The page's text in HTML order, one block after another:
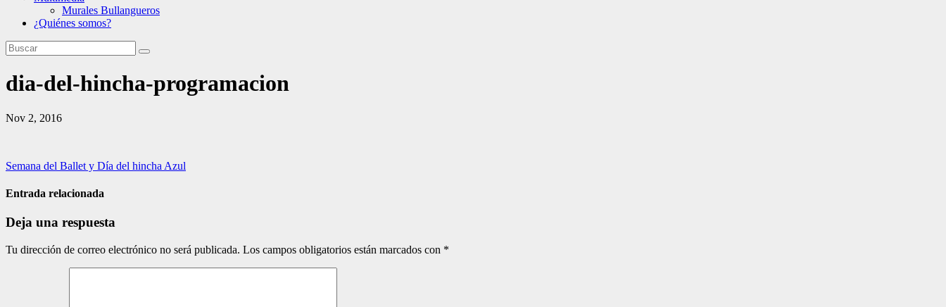
Murales Bullangueros
¿Quiénes somos?
dia-del-hincha-programacion
Nov 2, 2016
Navegación
de
Semana del Ballet y Día del hincha Azul
Entrada relacionada
Deja una respuesta
Tu dirección de correo electrónico no será publicada. Los campos obligatorios están marcados con *